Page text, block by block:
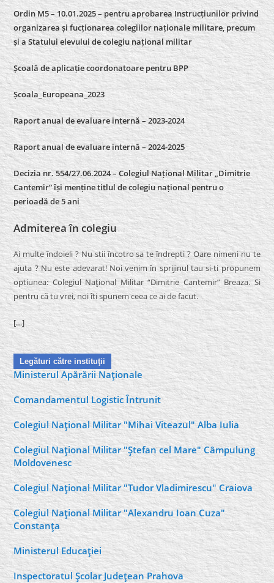
Ordin M5 – 10.01.2025 – pentru aprobarea Instrucțiunilor privind
organizarea și fucționarea colegiilor naționale militare, precum
și a Statului elevului de colegiu național militar
Școală de aplicație coordonatoare pentru BPP
Școala_Europeana_2023
Raport anual de evaluare internă – 2023-2024
Raport anual de evaluare internă –2024-2025
Decizia nr. 554/27.06.2024 – Colegiul Național Militar „Dimitrie
Cantemir” își menține titlul de colegiu național pentru o
perioadă de 5 ani
Admiterea în colegiu
Ai multe îndoieli ? Nu stii încotro sa te îndrepti ? Oare nimeni nu te
ajuta ? Nu este adevarat! Noi venim în sprijinul tau si-ti propunem
optiunea: Colegiul Naţional Militar “Dimitrie Cantemir” Breaza. Si
pentru că tu vrei, noi îti spunem ceea ce ai de facut.
[…]
Legături către instituţii
Ministerul Apărării Naţionale
Comandamentul Logistic Întrunit
Colegiul Naţional Militar "Mihai Viteazul" Alba Iulia
Colegiul Naţional Militar "Ştefan cel Mare" Câmpulung
Moldovenesc
Colegiul Naţional Militar "Tudor Vladimirescu" Craiova
Colegiul Naţional Militar "Alexandru Ioan Cuza"
Constanţa
Ministerul Educaţiei
Inspectoratul Şcolar Judeţean Prahova